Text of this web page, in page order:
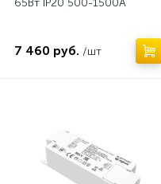
65Вт IP20 500-1500А
7 460 руб. /шт